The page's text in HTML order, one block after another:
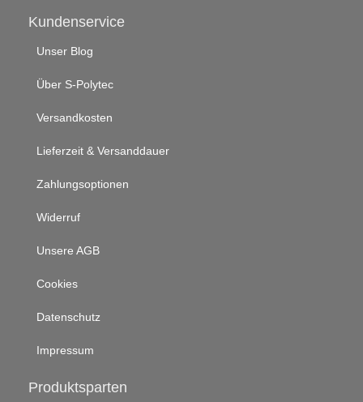
Kundenservice
Unser Blog
Über S-Polytec
Versandkosten
Lieferzeit & Versanddauer
Zahlungsoptionen
Widerruf
Unsere AGB
Cookies
Datenschutz
Impressum
Produktsparten